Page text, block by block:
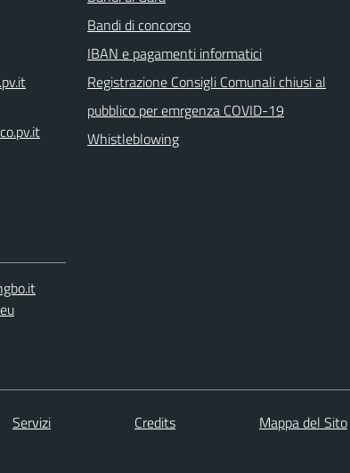
Bandi di concorso
IBAN e pagamenti informatici
Registrazione Consigli Comunali chiusi al
pubblico per emrgenza COVID-19
Whistleblowing
Servizi Credits Mappa del Sito